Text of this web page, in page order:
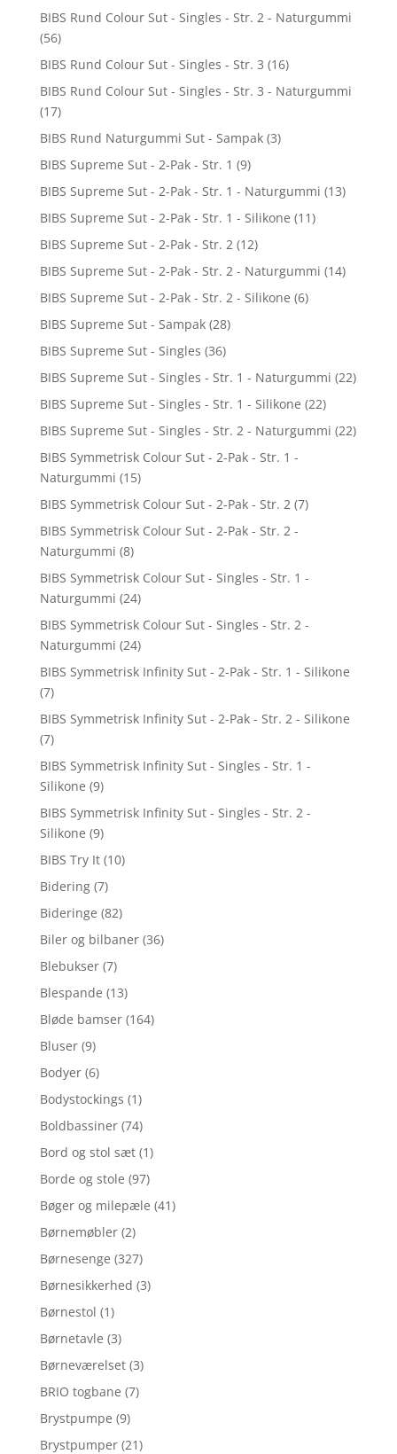
BIBS Rund Colour Sut - Singles - Str. 2 - Naturgummi
(56)
BIBS Rund Colour Sut - Singles - Str. 3 (16)
BIBS Rund Colour Sut - Singles - Str. 3 - Naturgummi
(17)
BIBS Rund Naturgummi Sut - Sampak (3)
BIBS Supreme Sut - 2-Pak - Str. 1 (9)
BIBS Supreme Sut - 2-Pak - Str. 1 - Naturgummi (13)
BIBS Supreme Sut - 2-Pak - Str. 1 - Silikone (11)
BIBS Supreme Sut - 2-Pak - Str. 2 (12)
BIBS Supreme Sut - 2-Pak - Str. 2 - Naturgummi (14)
BIBS Supreme Sut - 2-Pak - Str. 2 - Silikone (6)
BIBS Supreme Sut - Sampak (28)
BIBS Supreme Sut - Singles (36)
BIBS Supreme Sut - Singles - Str. 1 - Naturgummi (22)
BIBS Supreme Sut - Singles - Str. 1 - Silikone (22)
BIBS Supreme Sut - Singles - Str. 2 - Naturgummi (22)
BIBS Symmetrisk Colour Sut - 2-Pak - Str. 1 -
Naturgummi (15)
BIBS Symmetrisk Colour Sut - 2-Pak - Str. 2 (7)
BIBS Symmetrisk Colour Sut - 2-Pak - Str. 2 -
Naturgummi (8)
BIBS Symmetrisk Colour Sut - Singles - Str. 1 -
Naturgummi (24)
BIBS Symmetrisk Colour Sut - Singles - Str. 2 -
Naturgummi (24)
BIBS Symmetrisk Infinity Sut - 2-Pak - Str. 1 - Silikone
(7)
BIBS Symmetrisk Infinity Sut - 2-Pak - Str. 2 - Silikone
(7)
BIBS Symmetrisk Infinity Sut - Singles - Str. 1 -
Silikone (9)
BIBS Symmetrisk Infinity Sut - Singles - Str. 2 -
Silikone (9)
BIBS Try It (10)
Bidering (7)
Bideringe (82)
Biler og bilbaner (36)
Blebukser (7)
Blespande (13)
Bløde bamser (164)
Bluser (9)
Bodyer (6)
Bodystockings (1)
Boldbassiner (74)
Bord og stol sæt (1)
Borde og stole (97)
Bøger og milepæle (41)
Børnemøbler (2)
Børnesenge (327)
Børnesikkerhed (3)
Børnestol (1)
Børnetavle (3)
Børneværelset (3)
BRIO togbane (7)
Brystpumpe (9)
Brystpumper (21)